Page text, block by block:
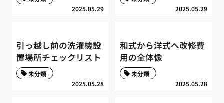
2025.05.29 2025.05.29
引っ越し前の洗濯機設
置場所チェックリスト
2025.05.28
未分類
和式から洋式へ改修費
用の全体像
2025.05.28
未分類